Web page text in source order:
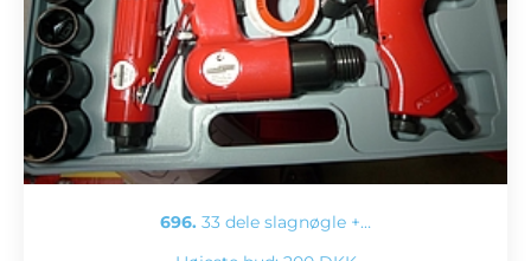
696. 33 dele slagnøgle +…